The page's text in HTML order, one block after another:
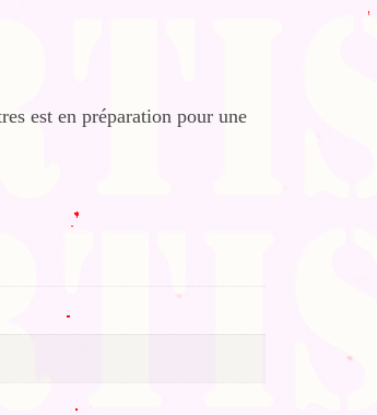
est en préparation pour une